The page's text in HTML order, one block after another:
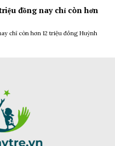
đồng nay chỉ còn hơn
chỉ còn hơn 12 triệu đồng Huỳnh